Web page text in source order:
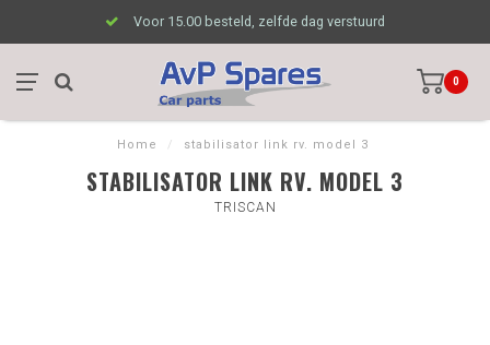
Voor 15.00 besteld, zelfde dag verstuurd
0
Home / stabilisator link rv. model 3
STABILISATOR LINK RV. MODEL 3
TRISCAN